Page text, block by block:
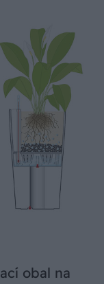
obal na